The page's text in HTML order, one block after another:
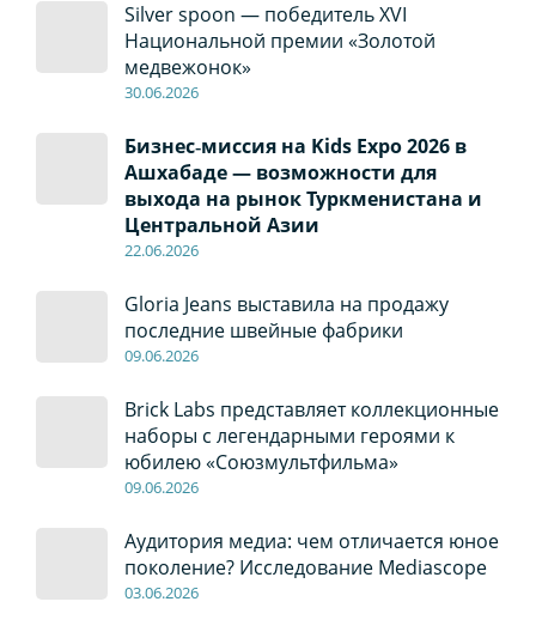
Silver spoon — победитель XVI
Национальной премии «Золотой
медвежонок»
30.06.2026
Бизнес‑миссия на Kids Expo 2026 в
Ашхабаде — возможности для
выхода на рынок Туркменистана и
Центральной Азии
22.06.2026
Gloria Jeans выставила на продажу
последние швейные фабрики
09.06.2026
Brick Labs представляет коллекционные
наборы с легендарными героями к
юбилею «Союзмультфильма»
09.06.2026
Аудитория медиа: чем отличается юное
поколение? Исследование Mediascope
03.06.2026